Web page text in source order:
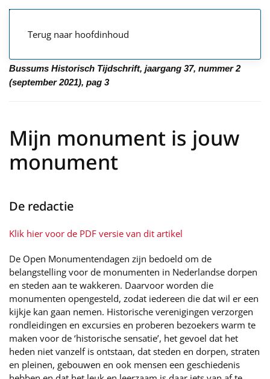
Terug naar hoofdinhoud
Bussums Historisch Tijdschrift, jaargang 37, nummer 2
(september 2021), pag 3
Mijn monument is jouw
monument
De redactie
Klik hier voor de PDF versie van dit artikel
De Open Monumentendagen zijn bedoeld om de
belangstelling voor de monumenten in Nederlandse dorpen
en steden aan te wakkeren. Daarvoor worden die
monumenten opengesteld, zodat iedereen die dat wil er een
kijkje kan gaan nemen. Historische verenigingen verzorgen
rondleidingen en excursies en proberen bezoekers warm te
maken voor de ‘historische sensatie’, het gevoel dat het
heden niet vanzelf is ontstaan, dat steden en dorpen, straten
en pleinen, gebouwen en ook mensen een geschiedenis